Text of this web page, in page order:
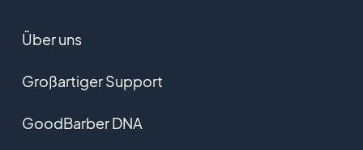
Über uns
Großartiger Support
GoodBarber DNA